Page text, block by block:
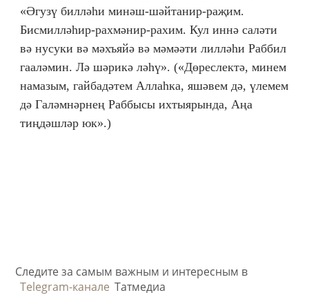
«Әгузү билләһи минәш-шәйтанир-раҗим.
Бисмилләһир-рахмәнир-рахим. Кул иннә саләти
вә нусуки вә мәхъяйә вә мәмәәти лилләһи Раббил
гааләмин. Лә шәрикә ләһү». («Дөреслектә, минем
намазым, гайбадәтем Аллаһка, яшәвем дә, үлемем
дә Галәмнәрнең Раббысы ихтыярында, Аңа
тиңдәшләр юк».)
Следите за самым важным и интересным в
Telegram-канале Татмедиа